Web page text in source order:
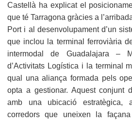
Castellà ha explicat el
que té Tarragona gràcies a
Port i al desenvolupament d’un
que inclou la terminal ferroviària
intermodal de Guadalajara –
d’Activitats Logística i la terminal
qual una aliança formada pels
opta a gestionar. Aquest conjunt
amb una ubicació estratègica,
corredors que uneixen la